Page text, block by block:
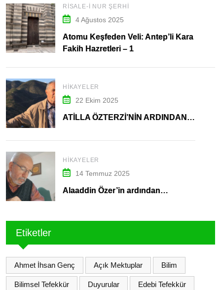
RISALE-I NUR ŞERHI
4 Ağustos 2025
Atomu Keşfeden Veli: Antep’li Kara
Fakih Hazretleri – 1
HIKAYELER
22 Ekim 2025
ATİLLA ÖZTERZİ’NİN ARDINDAN…
HIKAYELER
14 Temmuz 2025
Alaaddin Özer’in ardından…
Etiketler
Ahmet İhsan Genç Açık Mektuplar Bilim
Bilimsel Tefekkür Duyurular Edebi Tefekkür